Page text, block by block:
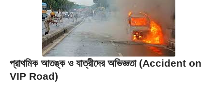
প্রাথমিক আতঙ্ক ও যাত্রীদের অভিজ্ঞতা(Accident on
VIP Road)